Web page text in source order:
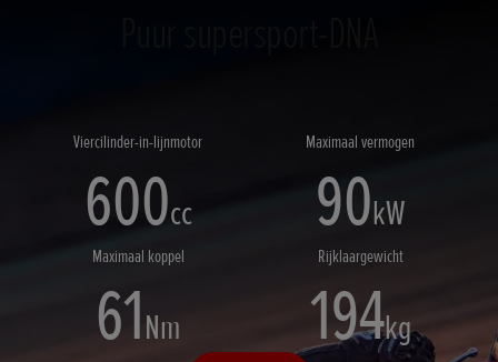
Viercilinder-in-lijnmotor
600cc
Maximaal vermogen
90kW
Maximaal koppel
61Nm
Rijklaargewicht
194kg